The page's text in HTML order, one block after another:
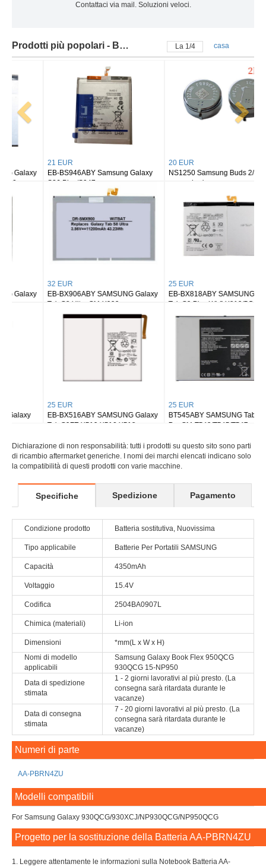
Contattaci via mail. Soluzioni veloci.
Prodotti più popolari - Batteria samsung La 2/4 casa
EB-BS946ABY Samsung Galaxy
S26 Plus/S947
NS1250 Samsung Buds 2/ buds 2
EB-BX906ABY SAMSUNG Galaxy
Tab S8 Ultra SM-X900
EB-BX818ABY SAMSUNG Galaxy
Tab S9 Plus Wi-fi X810/5G X816
EB-BX516ABY SAMSUNG Galaxy
Tab S9FE X510 X516 X518
BT545ABY SAMSUNG Tab Active
Pro SM-T540/T545/T547
Dichiarazione di non responsabilità: tutti i prodotti su questo sito sono parti
di ricambio aftermarket generiche. I nomi dei marchi elencati indicano solo
la compatibilità di questi prodotti con varie macchine.
Specifiche Spedizione Pagamento
Condizione prodotto Batteria sostitutiva, Nuovissima
Tipo applicabile Batterie Per Portatili SAMSUNG
Capacità 4350mAh
Voltaggio 15.4V
Codifica 2504BA0907L
Chimica (materiali) Li-ion
Dimensioni
*mm(L x W x H)
Nomi di modello
applicabili
Samsung Galaxy Book Flex 950QCG
930QCG 15-NP950
Data di spedizione
stimata
1 - 2 giorni lavorativi al più presto. (La
consegna sarà ritardata durante le
vacanze)
Data di consegna
stimata
7 - 20 giorni lavorativi al più presto. (La
consegna sarà ritardata durante le
vacanze)
Numeri di parte
AA-PBRN4ZU
Modelli compatibili
For Samsung Galaxy 930QCG/930XCJ/NP930QCG/NP950QCG
Progetto per la sostituzione della Batteria AA-PBRN4ZU
1. Leggere attentamente le informazioni sulla Notebook Batteria AA-